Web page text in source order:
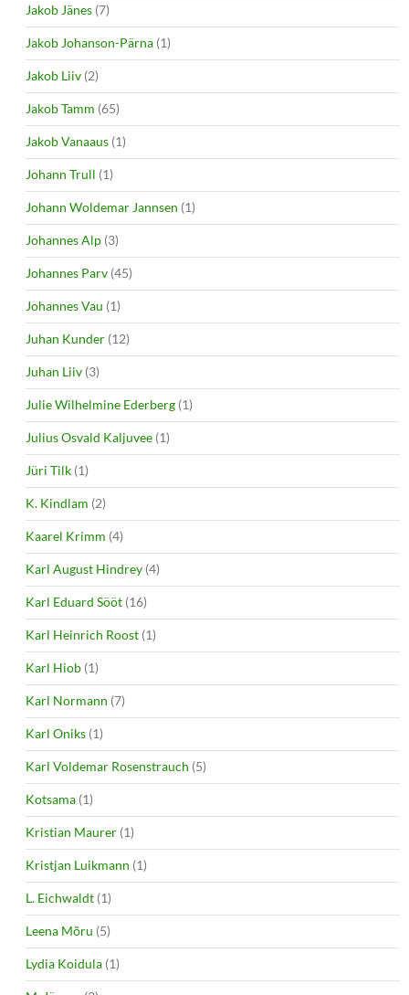
Jakob Jänes (7)
Jakob Johanson-Pärna (1)
Jakob Liiv (2)
Jakob Tamm (65)
Jakob Vanaaus (1)
Johann Trull (1)
Johann Woldemar Jannsen (1)
Johannes Alp (3)
Johannes Parv (45)
Johannes Vau (1)
Juhan Kunder (12)
Juhan Liiv (3)
Julie Wilhelmine Ederberg (1)
Julius Osvald Kaljuvee (1)
Jüri Tilk (1)
K. Kindlam (2)
Kaarel Krimm (4)
Karl August Hindrey (4)
Karl Eduard Sööt (16)
Karl Heinrich Roost (1)
Karl Hiob (1)
Karl Normann (7)
Karl Oniks (1)
Karl Voldemar Rosenstrauch (5)
Kotsama (1)
Kristian Maurer (1)
Kristjan Luikmann (1)
L. Eichwaldt (1)
Leena Mõru (5)
Lydia Koidula (1)